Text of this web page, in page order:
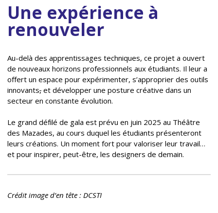
Une expérience à
renouveler
Au-delà des apprentissages techniques, ce projet a ouvert
de nouveaux horizons professionnels aux étudiants. Il leur a
offert un espace pour expérimenter, s’approprier des outils
innovants, et développer une posture créative dans un
secteur en constante évolution.
Le grand défilé de gala est prévu en juin 2025 au Théâtre
des Mazades, au cours duquel les étudiants présenteront
leurs créations. Un moment fort pour valoriser leur travail…
et pour inspirer, peut-être, les designers de demain.
Crédit image d’en tête : DCSTI